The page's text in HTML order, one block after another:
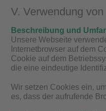
V. Verwendung
Beschreibung und
Unsere Webseite
Internetbrowser auf dem
Cookie auf dem
die eine eindeutige
Wir setzen Cookies ein,
es, dass der aufrufende